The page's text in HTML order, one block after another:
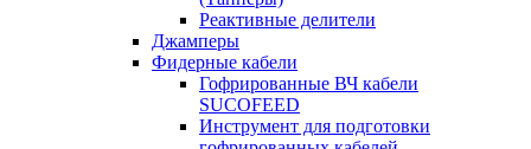
Реактивные делители
Джамперы
Фидерные кабели
Гофрированные ВЧ кабели
SUCOFEED
Инструмент для подготовки